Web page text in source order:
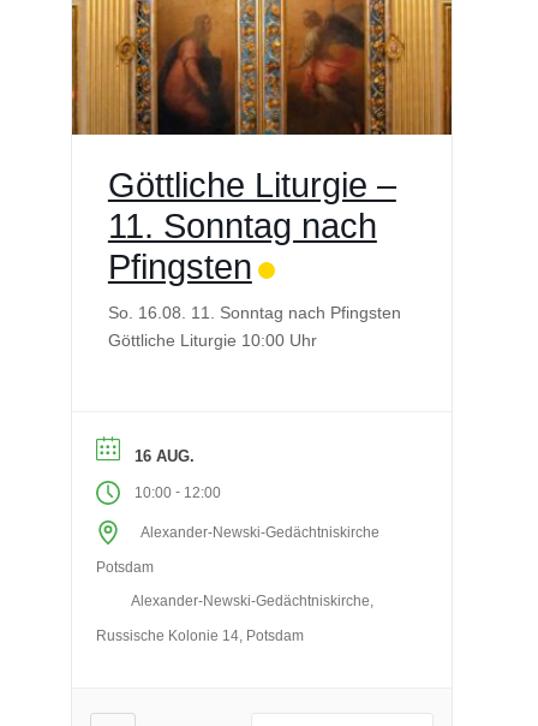
Göttliche Liturgie –
11. Sonntag nach
Pfingsten
So. 16.08. 11. Sonntag nach Pfingsten
Göttliche Liturgie 10:00 Uhr
16 AUG.
10:00- 12:00
Alexander-Newski-Gedächtniskirche
Potsdam
Alexander-Newski-Gedächtniskirche,
Russische Kolonie 14, Potsdam